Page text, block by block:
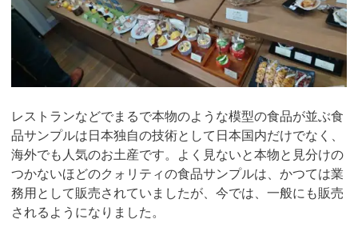
レストランなどでまるで本物のような模型の食品が並ぶ食
品サンプルは日本独自の技術として日本国内だけでなく、
海外でも人気のお土産です。よく見ないと本物と見分けの
つかないほどのクォリティの食品サンプルは、かつては業
務用として販売されていましたが、今では、一般にも販売
されるようになりました。